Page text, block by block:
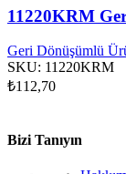
Ürün
adet
11220KRM
Geri Dönüşümlü
SKU: 11220KRM
₺112,70
Bizi Tanıyın